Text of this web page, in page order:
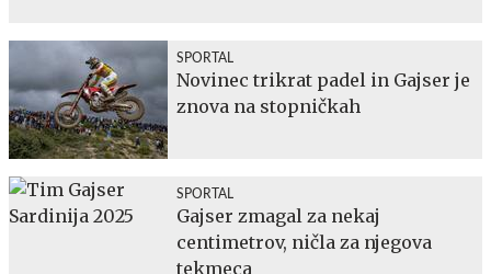
SPORTAL
Novinec trikrat padel in Gajser je
znova na stopničkah
SPORTAL
Gajser zmagal za nekaj
centimetrov, ničla za njegova
tekmeca